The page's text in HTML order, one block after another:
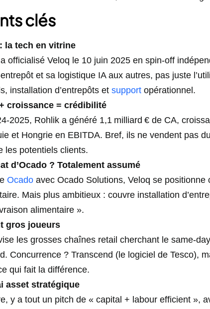
clés
la tech en vitrine
a officialisé Veloq le 10 juin 2025 en spin‑off
et sa logistique IA aux autres, pas juste
installation d’entrepôts et support opérationnel.
croissance = crédibilité
Rohlik a généré 1,1 milliard € de CA,
et Hongrie en EBITDA. Bref, ils ne vendent pas
les potentiels clients.
d’Ocado ? Totalement assumé
Ocado avec Ocado Solutions, Veloq se
Mais plus ambitieux : couvre installation
alimentaire ».
gros joueurs
les grosses chaînes retail cherchant le
Concurrence ? Transcend (le logiciel de Tesco),
qui fait la différence.
asset stratégique
y a tout un pitch de « capital + labour efficient »,